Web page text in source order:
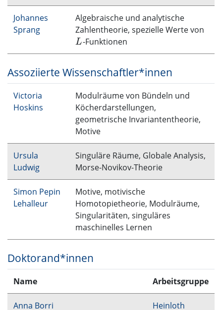
Johannes
Sprang
Algebraische und analytische
Zahlentheorie, spezielle Werte von
L
L -Funktionen
Assoziierte Wissenschaftler*innen
Victoria
Hoskins
Modulräume von Bündeln und
Köcherdarstellungen,
geometrische Invariantentheorie,
Motive
Ursula
Ludwig
Singuläre Räume, Globale Analysis,
Morse-Novikov-Theorie
Simon Pepin
Lehalleur
Motive, motivische
Homotopietheorie, Modulräume,
Singularitäten, singuläres
maschinelles Lernen
Doktorand*innen
Name Arbeitsgruppe
Anna Borri Heinloth